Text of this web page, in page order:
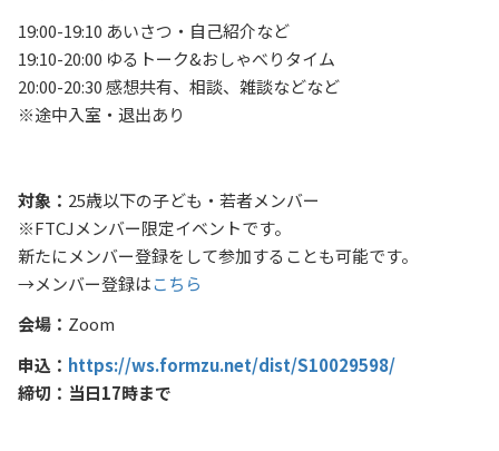
19:00-19:10 あいさつ・自己紹介など
19:10-20:00 ゆるトーク&おしゃべりタイム
20:00-20:30 感想共有、相談、雑談などなど
※途中入室・退出あり
対象： 25歳以下の子ども・若者メンバー
※FTCJメンバー限定イベントです。
新たにメンバー登録をして参加することも可能です。
→メンバー登録はこちら
会場： Zoom
申込： https://ws.formzu.net/dist/S10029598/
締切：当日17時まで